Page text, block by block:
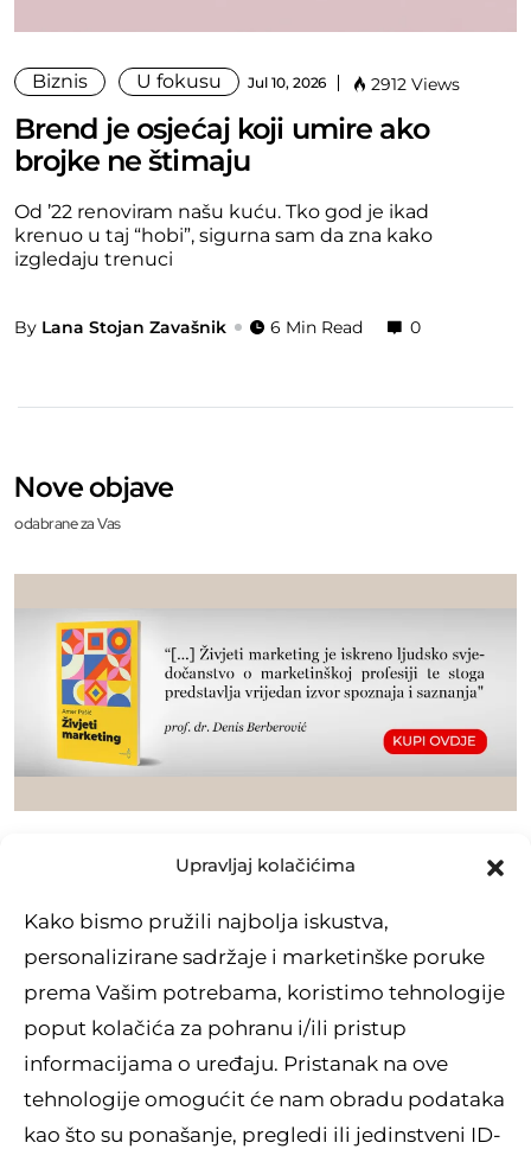
Upravljaj kolačićima
Kako bismo pružili najbolja iskustva,
personalizirane sadržaje i marketinške poruke
prema Vašim potrebama, koristimo tehnologije
poput kolačića za pohranu i/ili pristup
informacijama o uređaju. Pristanak na ove
tehnologije omogućit će nam obradu podataka
kao što su ponašanje, pregledi ili jedinstveni ID-
Biznis U fokusu Jul 10, 2026 2912 Views
Brend je osjećaj koji umire ako
brojke ne štimaju
Od ’22 renoviram našu kuću. Tko god je ikad
krenuo u taj “hobi”, sigurna sam da zna kako
izgledaju trenuci
By Lana Stojan Zavašnik 6 Min Read 0
Nove objave
odabrane za Vas